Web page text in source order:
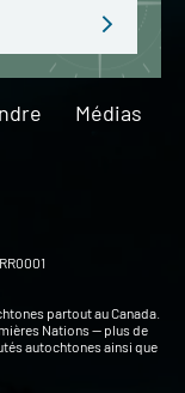
Médias
partout au Canada.
Nations — plus de
autochtones ainsi que